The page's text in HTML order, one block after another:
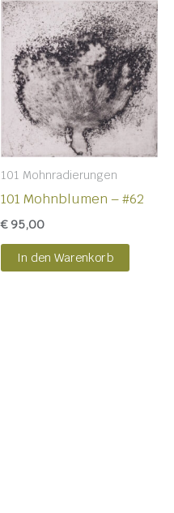
101 Mohnradierungen
101 Mohnblumen – #62
€95,00
In den Warenkorb